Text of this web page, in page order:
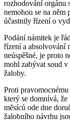
rozhodování orgánu
nemohou se na něm
účastnily řízení o
Podání námitek je
řízení a absolvování
neúspěšné, je proto
mohl zabývat soud
žaloby.
Proti
který se domnívá,
měsíců ode dne
žalobního návrhu